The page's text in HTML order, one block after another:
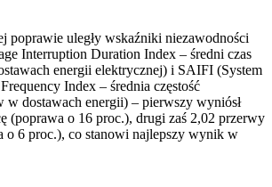
poprawie uległy wskaźniki niezawodności
Interruption Duration Index – średni czas
energii elektrycznej) i SAIFI (System
Index – średnia częstość
w dostawach energii) – pierwszy wyniósł
(poprawa o 16 proc.), drugi zaś 2,02 przerwy
o 6 proc.), co stanowi najlepszy wynik w